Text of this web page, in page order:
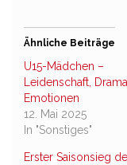
Ähnliche Beiträge
U15-Mädchen –
Leidenschaft,
Emotionen
12. Mai 2025
In "Sonstiges"
Erster Saisonsieg